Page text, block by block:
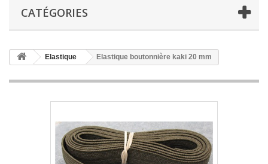
CATÉGORIES
Elastique Elastique boutonnière kaki 20 mm